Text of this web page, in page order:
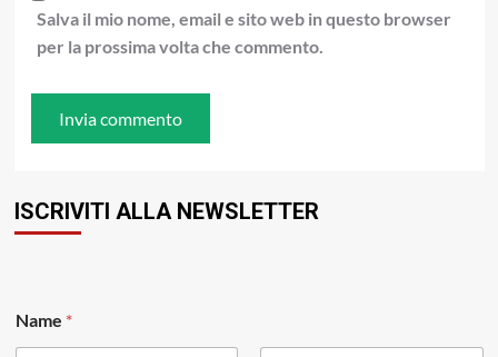
Salva il mio nome, email e sito web in questo browser
per la prossima volta che commento.
ISCRIVITI ALLA NEWSLETTER
Name *